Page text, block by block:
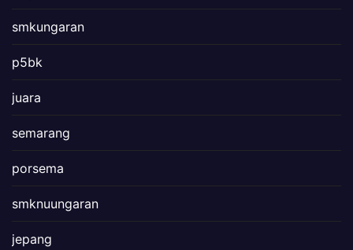
smkungaran
p5bk
juara
semarang
porsema
smknuungaran
jepang